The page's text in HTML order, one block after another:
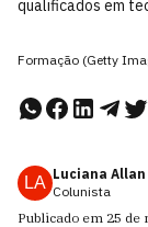
qualificados em
Formação (Getty
LA Luciana Allan
Colunista
Publicado em 25 de